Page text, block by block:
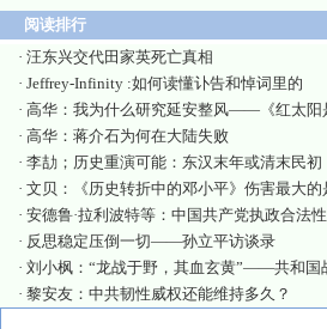
阅读排行
· 汪东兴交代田家英死亡真相
· Jeffrey-Infinity :如何读懂讣告和悼词里的
· 高华：我为什么研究延安整风——《红太阳
· 高华：蒋介石为何在大陆失败
· 李劼；历史重演可能：东汉末年或清末民初
· 文贝：《历史转折中的邓小平》伤害最大的
· 安德鲁·拉利波特等：中国共产党执政合法
· 反思稳定压倒一切——孙立平访谈录
· 刘小枫：“龙战于野，其血玄黄”——共和国
· 黎安友：中共韧性威权还能维持多久？